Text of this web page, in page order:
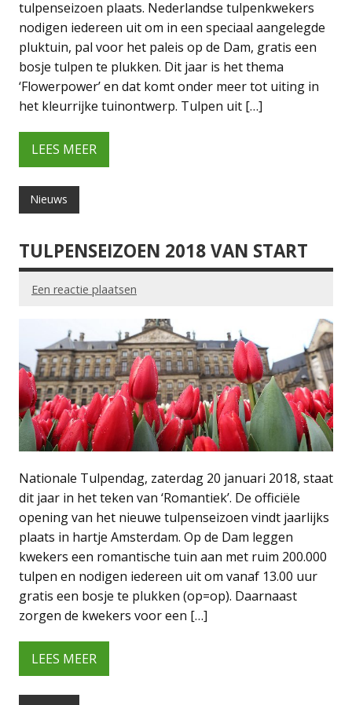
tulpenseizoen plaats. Nederlandse tulpenkwekers
nodigen iedereen uit om in een speciaal aangelegde
pluktuin, pal voor het paleis op de Dam, gratis een
bosje tulpen te plukken. Dit jaar is het thema
‘Flowerpower’ en dat komt onder meer tot uiting in
het kleurrijke tuinontwerp. Tulpen uit […]
LEES MEER
Nieuws
TULPENSEIZOEN 2018 VAN START
Een reactie plaatsen
Nationale Tulpendag, zaterdag 20 januari 2018, staat
dit jaar in het teken van ‘Romantiek’. De officiële
opening van het nieuwe tulpenseizoen vindt jaarlijks
plaats in hartje Amsterdam. Op de Dam leggen
kwekers een romantische tuin aan met ruim 200.000
tulpen en nodigen iedereen uit om vanaf 13.00 uur
gratis een bosje te plukken (op=op). Daarnaast
zorgen de kwekers voor een […]
LEES MEER